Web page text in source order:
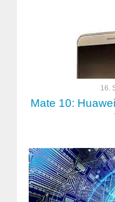
16.
Mate 10: